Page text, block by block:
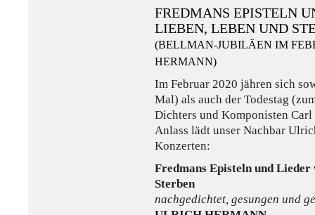
FREDMANS EPISTELN
LIEBEN, LEBEN UND
(BELLMAN-JUBILÄEN IM
HERMANN)
Im Februar 2020 jähren sich
Mal) als auch der Todestag
Dichters und Komponisten
Anlass lädt unser Nachbar
Konzerten:
Fredmans Episteln und Lieder
Sterben
nachgedichtet, gesungen und